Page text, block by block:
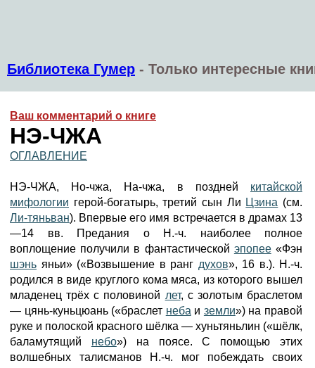
Библиотека Гумер - Только интересные
Ваш комментарий о книге
НЭ-ЧЖА
ОГЛАВЛЕНИЕ
НЭ-ЧЖА, Hо-чжа, На-чжа, в поздней китайской
мифологии герой-богатырь, третий сын Ли Цзина (см.
Ли-тяньван). Впервые его имя встречается в драмах 13
—14 вв. Предания о Н.-ч. наиболее полное
воплощение получили в фантастической эпопее«Фэн
шэнь яньи» («Возвышение в ранг духов», 16 в.). Н.-ч.
родился в виде круглого кома мяса, из которого вышел
младенец трёх с половиной лет, с золотым браслетом
— цянь-куньцюань («браслет неба и земли») на правой
руке и полоской красного шёлка — хуньтяньлин («шёлк,
баламутящий небо») на поясе. С помощью этих
волшебных талисманов Н.-ч. мог побеждать своих